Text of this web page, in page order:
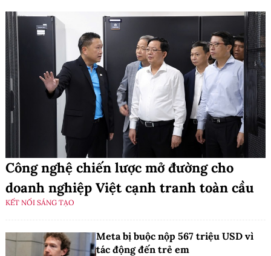
Công nghệ chiến lược mở đường cho
doanh nghiệp Việt cạnh tranh toàn cầu
KẾT NỐI SÁNG TẠO
Meta bị buộc nộp 567 triệu USD vì
tác động đến trẻ em